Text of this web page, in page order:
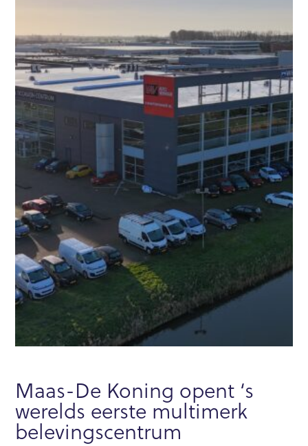
Maas-De Koning opent ‘s
werelds eerste multimerk
belevingscentrum